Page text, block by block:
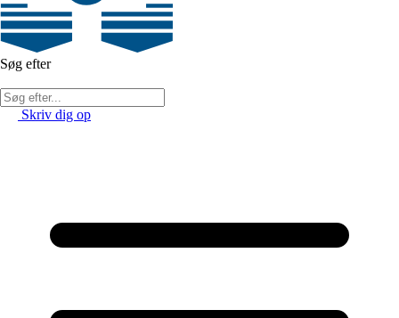
Søg efter
Skriv dig op